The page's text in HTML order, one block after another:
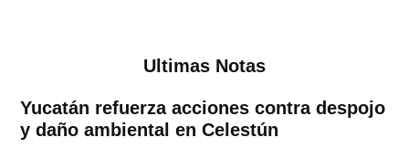
Ultimas Notas
Yucatán refuerza acciones contra despojo
y daño ambiental en Celestún